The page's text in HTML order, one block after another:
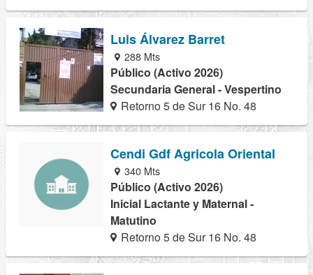
Luis Álvarez Barret
288 Mts
Público (Activo 2026)
Secundaria General - Vespertino
Retorno 5 de Sur 16 No. 48
Cendi Gdf Agricola Oriental
340 Mts
Público (Activo 2026)
Inicial Lactante y Maternal -
Matutino
Retorno 5 de Sur 16 No. 48